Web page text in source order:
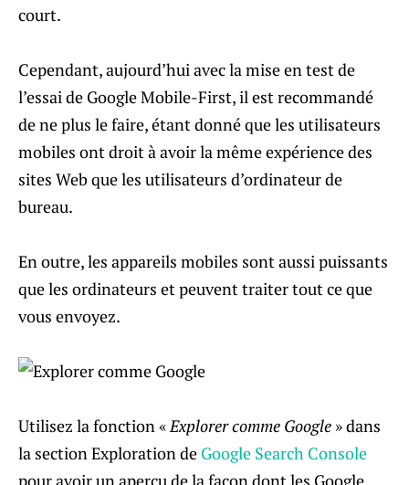
court.
Cependant, aujourd’hui avec la mise en test de
l’essai de Google Mobile-First, il est recommandé
de ne plus le faire, étant donné que les utilisateurs
mobiles ont droit à avoir la même expérience des
sites Web que les utilisateurs d’ordinateur de
bureau.
En outre, les appareils mobiles sont aussi puissants
que les ordinateurs et peuvent traiter tout ce que
vous envoyez.
Utilisez la fonction «Explorer comme Google » dans
la section Exploration de Google Search Console